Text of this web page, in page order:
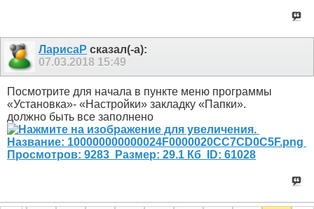
ЛарисаР сказал(-а):
07.03.2018 15:49
Посмотрите для начала в пункте меню программы
«Установка»- «Настройки» закладку «Папки».
должно быть все заполнено